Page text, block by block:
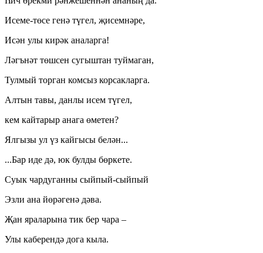
Исеме-төсе генә түгел, җисемнәре,
Исән улы кирәк аналарга!
Ләгънәт төшсен сугыштан туймаган,
Тулмый торган комсыз корсакларга.
Алтын тавы, данлы исем түгел,
кем кайтарыр анага өметен?
Ялгызы ул үз кайгысы белән...
...Бар иде дә, юк булды бөркете.
Суык чардуганны сыйпый-сыйпый
Эзли ана йөрәгенә дәва.
Җан яраларына тик бер чара –
Улы каберендә дога кыла.